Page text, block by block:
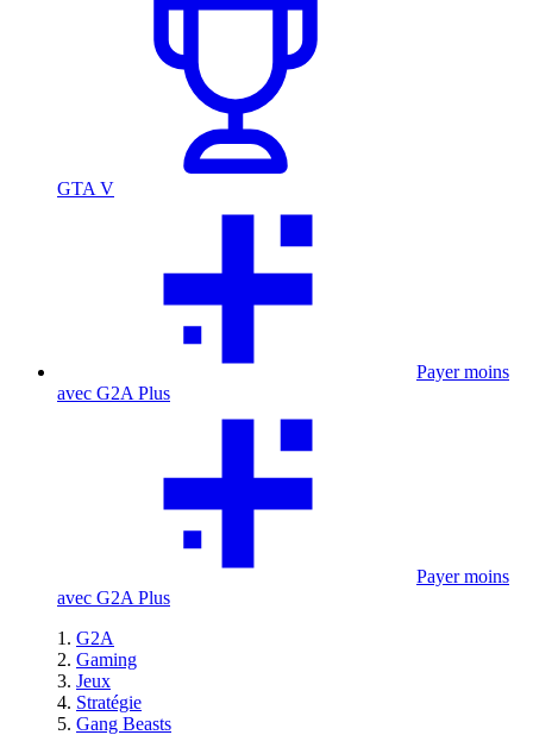
GTA V
Payer moins
avec G2A Plus
Payer moins
avec G2A Plus
G2A
Gaming
Jeux
Stratégie
Gang Beasts